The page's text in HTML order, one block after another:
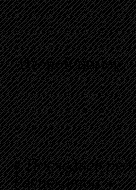
Второй номер.
«Последнее
Ресискатор»